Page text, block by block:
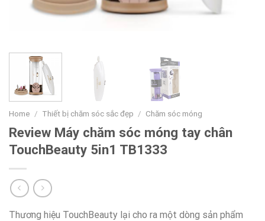
Home / Thiết bị chăm sóc sắc đẹp / Chăm sóc móng
Review Máy chăm sóc móng tay chân
TouchBeauty 5in1 TB1333
Thương hiệu TouchBeauty lại cho ra một dòng sản phẩm